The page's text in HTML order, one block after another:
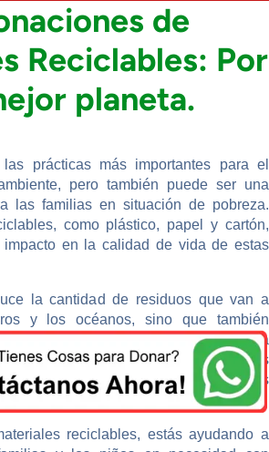
de
Reciclables: Por
planeta.
prácticas más importantes para el
pero también puede ser una
las familias en situación de pobreza.
como plástico, papel y cartón,
en la calidad de vida de estas
la cantidad de residuos que van a
y los océanos, sino que también
de empleos y ayuda a las empresas a
Además, donar materiales
ingresos para las organizaciones
en la lucha contra la pobreza.
reciclables, estás ayudando a